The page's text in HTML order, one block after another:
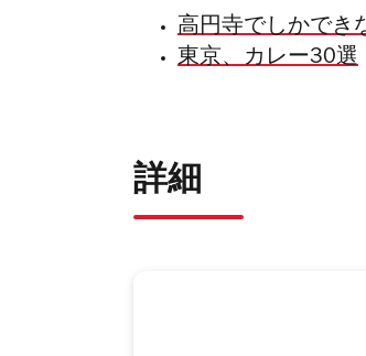
高円寺でしかでき
東京、カレー30選
詳細